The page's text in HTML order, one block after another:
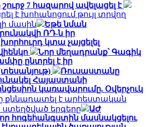
7 հազարով ավելացել է
է խոհանոցում թույլ տրվող
մասին
Եթե նման
ՌԴ-ն իր
կտա չայցելել
Նոր մեղադրանք՝ Գագիկ
ընտրել է իր
Ռուսաստանը
Հայաստանի
կառավարումը. Օվերչուկ
քննադատել է արհեստական
երգերը
ԱԺ
հոգեհանգստին մասնակցելու